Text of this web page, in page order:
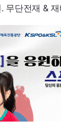
단전재 & 재